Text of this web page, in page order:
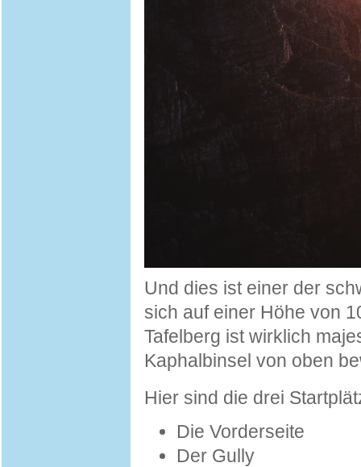
Und dies ist einer der
sich auf einer Höhe von
Tafelberg ist wirklich
Kaphalbinsel von oben
Hier sind die drei
Die Vorderseite
Der Gully